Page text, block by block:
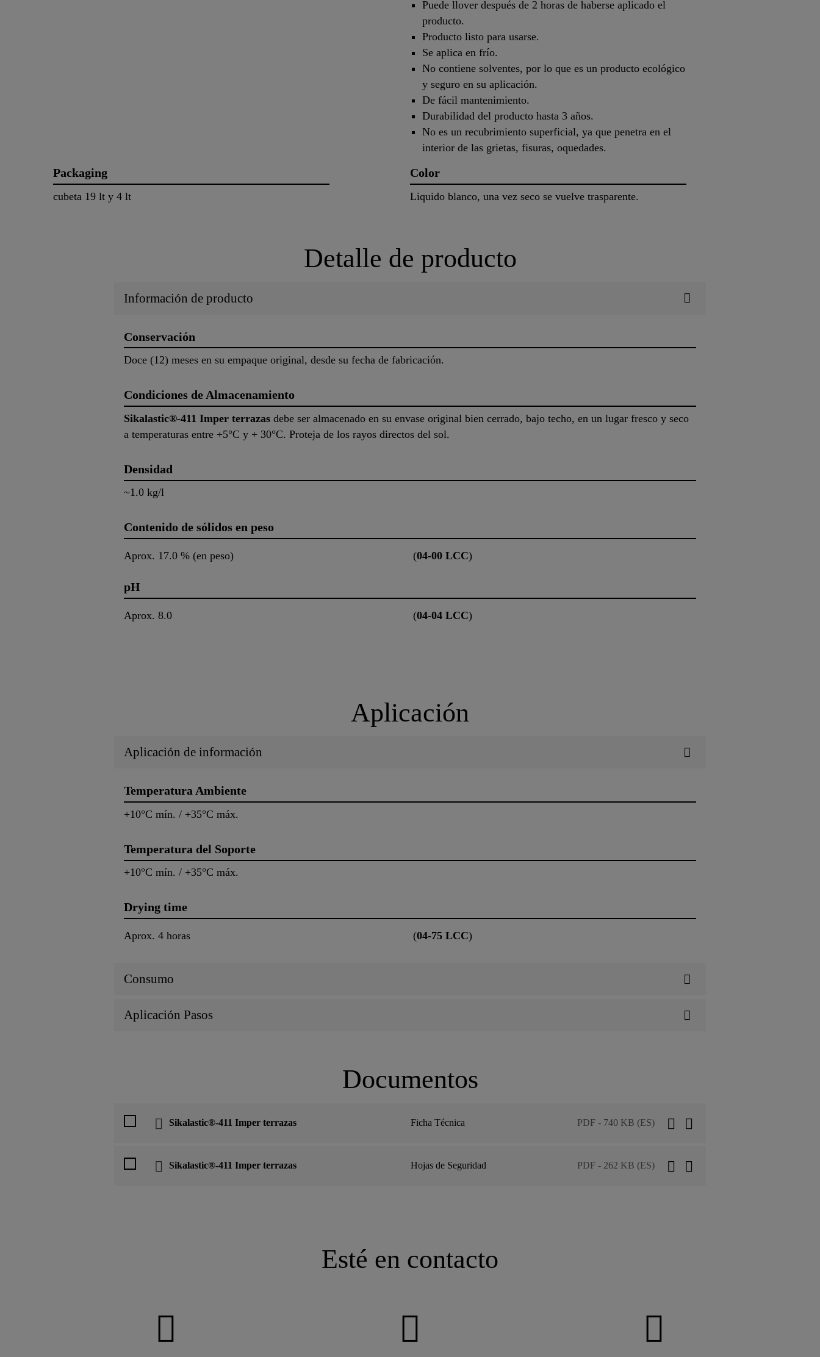
Puede llover después de 2 horas de haberse aplicado el
producto.
Producto listo para usarse.
Se aplica en frío.
No contiene solventes, por lo que es un producto ecológico
y seguro en su aplicación.
De fácil mantenimiento.
Durabilidad del producto hasta 3 años.
No es un recubrimiento superficial, ya que penetra en el
interior de las grietas, fisuras, oquedades.
Packaging
cubeta 19 lt y 4 lt
Color
Liquido blanco, una vez seco se vuelve trasparente.
Detalle de producto
Información de producto
Conservación
Doce (12) meses en su empaque original, desde su fecha de fabricación.
Condiciones de Almacenamiento
Sikalastic®-411 Imper terrazas debe ser almacenado en su envase original bien cerrado, bajo techo, en un lugar fresco y seco
a temperaturas entre +5°C y + 30°C. Proteja de los rayos directos del sol.
Densidad
~1.0 kg/l
Contenido de sólidos en peso
Aprox. 17.0 % (en peso) (04-00 LCC)
pH
Aprox. 8.0 (04-04 LCC)
Aplicación
Aplicación de información
Temperatura Ambiente
+10°C mín. / +35°C máx.
Temperatura del Soporte
+10°C mín. / +35°C máx.
Drying time
Aprox. 4 horas (04-75 LCC)
Consumo
Aplicación Pasos
Documentos
Sikalastic®-411 Imper terrazas Ficha Técnica PDF - 740 KB (ES)
Sikalastic®-411 Imper terrazas Hojas de Seguridad PDF - 262 KB (ES)
Esté en contacto